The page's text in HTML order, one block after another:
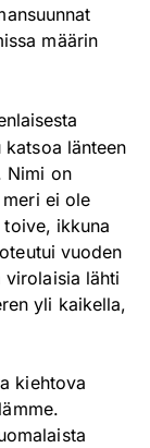
määrin
katsoa länteen
Nimi on
ei ole
ikkuna
vuoden
virolaisia lähti
yli kaikella,
kiehtova